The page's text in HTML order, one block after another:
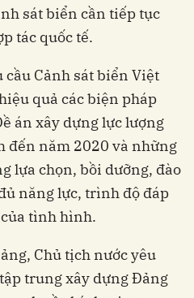
sát biển cần tiếp tục
tác quốc tế.
cầu Cảnh sát biển Việt
quả các biện pháp
án xây dựng lực lượng
đến năm 2020 và những
lựa chọn, bồi dưỡng, đào
năng lực, trình độ đáp
tình hình.
Chủ tịch nước yêu
trung xây dựng Đảng